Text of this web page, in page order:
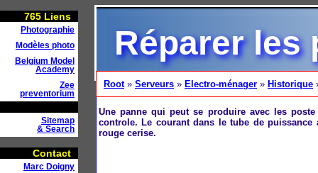
765 Liens
Photographie
Modèles photo
Belgium Model
Academy
Zee
preventorium
Sitemap
& Search
Contact
Marc Doigny
Réparer les
Root» Serveurs » Electro-ménager » Historique
Une panne qui peut se produire avec les
controle. Le courant dans le tube de
rouge cerise.